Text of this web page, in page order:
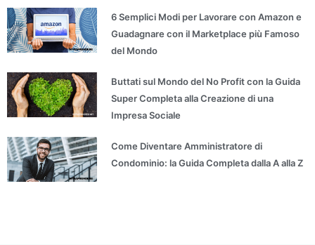
6 Semplici Modi per Lavorare con Amazon e
Guadagnare con il Marketplace più Famoso
del Mondo
Buttati sul Mondo del No Profit con la Guida
Super Completa alla Creazione di una
Impresa Sociale
Come Diventare Amministratore di
Condominio: la Guida Completa dalla A alla Z